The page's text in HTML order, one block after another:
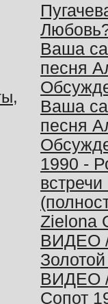
Ваша
песня
Ваша
песня
1990 -
Zielona
ВИДЕО
ВИДЕО
Сопот